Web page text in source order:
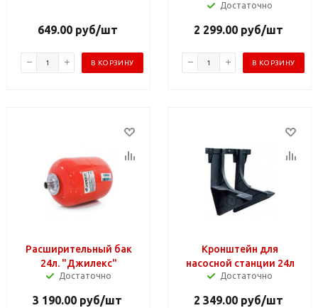
649.00руб/шт
В КОРЗИНУ
Достаточно
2 299.00 руб/шт
В КОРЗИНУ
Расширительный бак
24л. "Джилекс"
Достаточно
3 190.00 руб/шт
Кронштейн для
насосной станции 24л
Достаточно
2 349.00 руб/шт